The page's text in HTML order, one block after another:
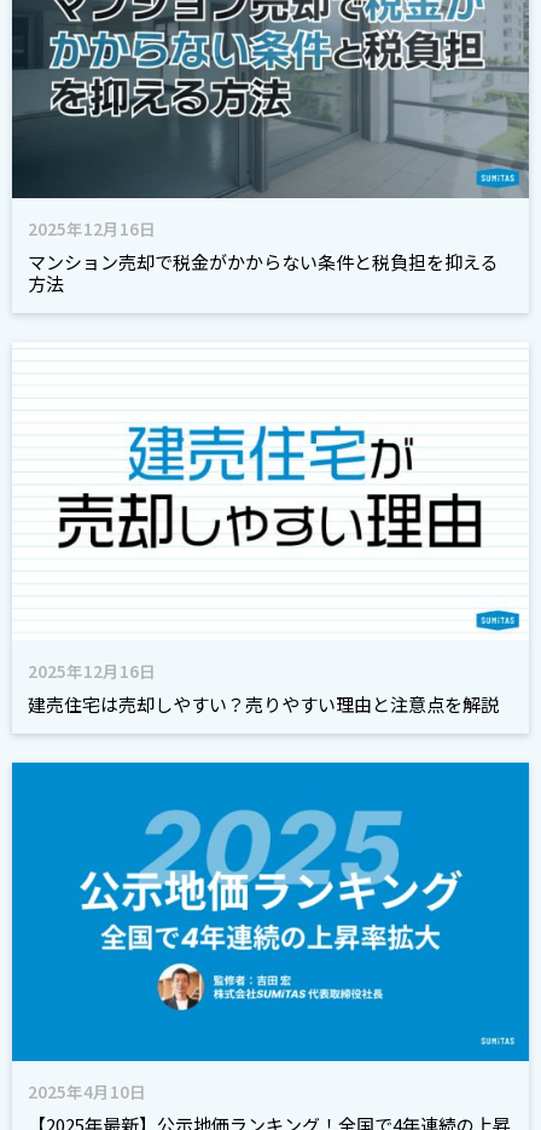
2025年12月16日
マンション売却で税金がかからない条件と税負担を抑える
方法
2025年12月16日
建売住宅は売却しやすい？売りやすい理由と注意点を解説
2025年4月10日
【2025年最新】公示地価ランキング！全国で4年連続の上昇